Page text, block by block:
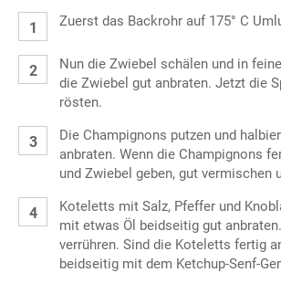
Zuerst das Backrohr auf 175° C
Nun die Zwiebel schälen und in
die Zwiebel gut anbraten. Jetzt die
rösten.
Die Champignons putzen und
anbraten. Wenn die Champignons
und Zwiebel geben, gut vermischen
Koteletts mit Salz, Pfeffer und
mit etwas Öl beidseitig gut
verrühren. Sind die Koteletts fertig
beidseitig mit dem Ketchup-Senf-